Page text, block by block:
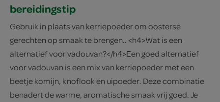
bereidingstip
Gebruik in plaats van kerriepoeder om oosterse
gerechten op smaak te brengen.. <h4>Wat is een
alternatief voor vadouvan?</h4>Een goed alternatief
voor vadouvan is een mix van kerriepoeder met een
beetje komijn, knoflook en uipoeder. Deze combinatie
benadert de warme, aromatische smaak vrij goed. Je